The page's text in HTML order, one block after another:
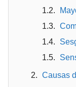
Causas